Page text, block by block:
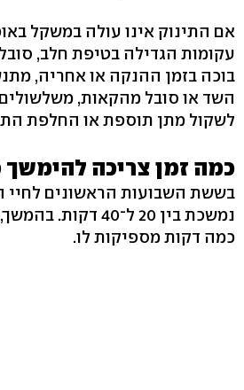
אם התינוק אינו עולה במשקל
עקומות הגדילה בטיפת חלב,
בוכה בזמן ההנקה או אחריה,
השד או סובל מהקאות,
לשקול מתן תוספת או החלפת
כמה זמן צריכה להימשך
בששת השבועות הראשונים לחיי
נמשכת בין 20 ל־40
כמה דקות מספיקות לו.